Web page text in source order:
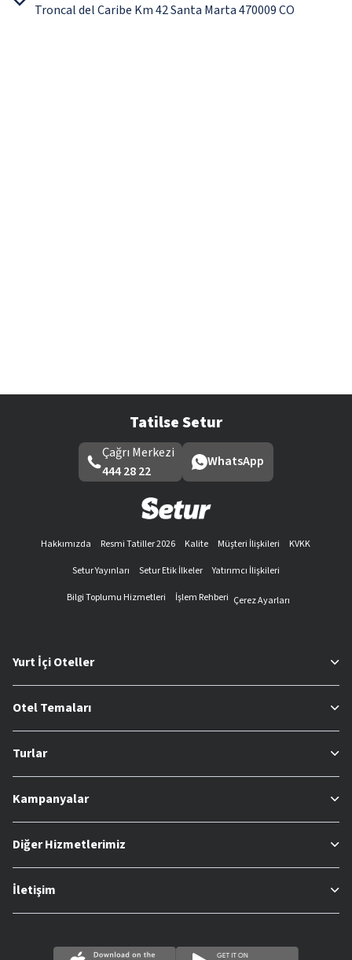
Troncal del Caribe Km 42 Santa Marta 470009 CO
Tatilse Setur
Çağrı Merkezi
444 28 22
WhatsApp
Hakkımızda Resmi Tatiller 2026 Kalite Müşteri İlişkileri
KVKK
Setur Yayınları
Setur Etik İlkeler
Yatırımcı İlişkileri
Bilgi Toplumu Hizmetleri
İşlem Rehberi Çerez Ayarları
Yurt İçi Oteller
Otel Temaları
Turlar
Kampanyalar
Diğer Hizmetlerimiz
İletişim